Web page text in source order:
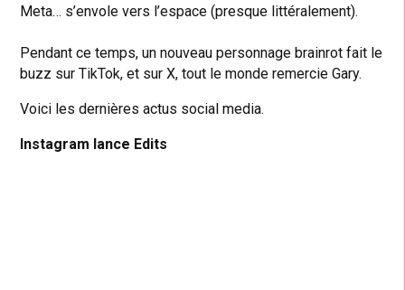
Meta… s’envole vers l’espace (presque littéralement).
Pendant ce temps, un nouveau personnage brainrot fait le
buzz sur TikTok, et sur X, tout le monde remercie Gary.
Voici les dernières actus social media.
Instagram lance Edits